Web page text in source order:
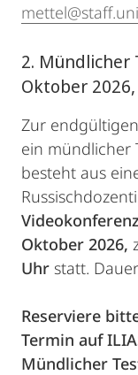
2. Mündlicher
Oktober
Zur
ein mündlicher
besteht aus
Oktober 2026,
Uhr statt.
Reserviere
Termin auf
Mündlicher